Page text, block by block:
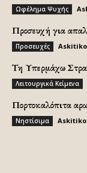
Ωφέλημα Ψυχής
Προσευχή για
Προσευχές
Τη Υπερμάχω
Λειτουργικά Κείμενα
Πορτοκαλόπιτα
Νηστίσιμα